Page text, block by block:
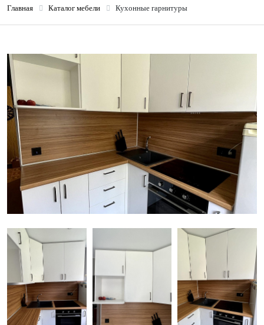
Главная Каталог мебели Кухонные гарнитуры